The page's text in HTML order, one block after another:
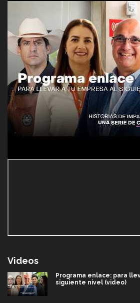
Videos
Programa enlace: para
siguiente nivel (video)